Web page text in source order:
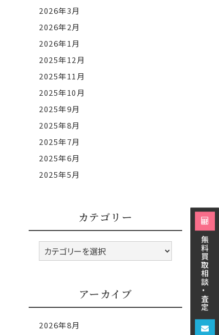
無料買取相談・査定
2026年3月
2026年2月
2026年1月
2025年12月
2025年11月
2025年10月
2025年9月
2025年8月
2025年7月
2025年6月
2025年5月
カテゴリー
カ
テ
アーカイブ
2026年8月